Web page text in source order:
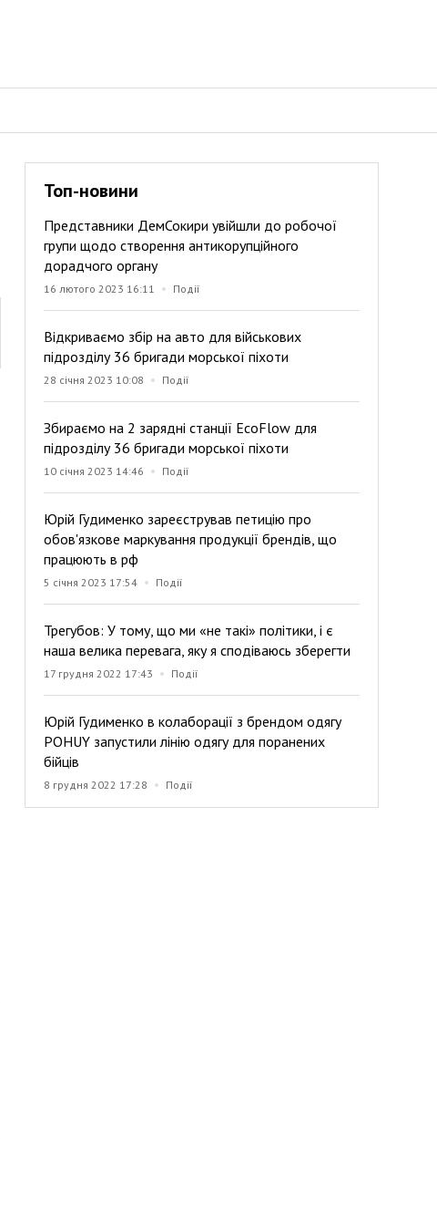
Топ-новини
Представники ДемСокири увійшли до робочої
групи щодо створення антикорупційного
дорадчого органу
16 лютого 2023 16:11 Події
Відкриваємо збір на авто для військових
підрозділу 36 бригади морської піхоти
28 січня 2023 10:08 Події
Збираємо на 2 зарядні станції EcoFlow для
підрозділу 36 бригади морської піхоти
10 січня 2023 14:46 Події
Юрій Гудименко зареєстрував петицію про
обов'язкове маркування продукції брендів, що
працюють в рф
5 січня 2023 17:54 Події
Трегубов: У тому, що ми «не такі» політики, і є
наша велика перевага, яку я сподіваюсь зберегти
17 грудня 2022 17:43 Події
Юрій Гудименко в колаборації з брендом одягу
POHUY запустили лінію одягу для поранених
бійців
8 грудня 2022 17:28 Події